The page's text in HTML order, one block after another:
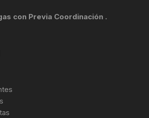
con Previa Coordinación .